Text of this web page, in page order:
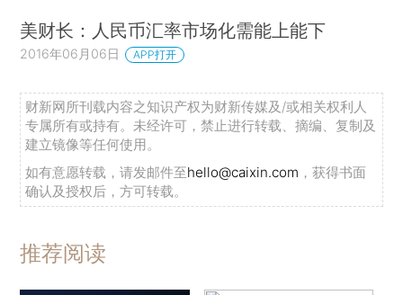
美财长：人民币汇率市场化需能上能下
2016年06月06日 APP打开
财新网所刊载内容之知识产权为财新传媒及/或相关权利人
专属所有或持有。未经许可，禁止进行转载、摘编、复制及
建立镜像等任何使用。
如有意愿转载，请发邮件至hello@caixin.com ，获得书面
确认及授权后，方可转载。
推荐阅读